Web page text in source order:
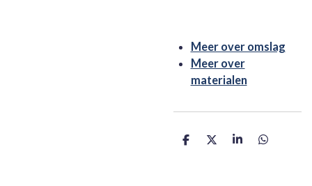
Meer over omslag
Meer over
materialen
D
D
S
D